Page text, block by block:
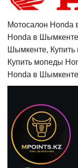
Мотосалон Honda
Honda в
Шымкенте,
Купить мопеды
Honda в Шымкенте